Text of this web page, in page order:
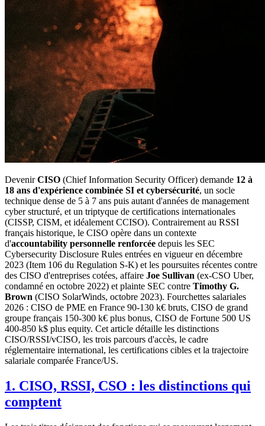
DevenirCISO (Chief Information Security Officer) demande 12 à
18 ans d'expérience combinée SI et cybersécurité, un socle
technique dense de 5 à 7 ans puis autant d'années de management
cyber structuré, et un triptyque de certifications internationales
(CISSP, CISM, et idéalement CCISO). Contrairement au RSSI
français historique, le CISO opère dans un contexte
d'accountability personnelle renforcée depuis les SEC
Cybersecurity Disclosure Rules entrées en vigueur en décembre
2023 (Item 106 du Regulation S-K) et les poursuites récentes contre
des CISO d'entreprises cotées, affaire Joe Sullivan (ex-CSO Uber,
condamné en octobre 2022) et plainte SEC contre Timothy G.
Brown (CISO SolarWinds, octobre 2023). Fourchettes salariales
2026 : CISO de PME en France 90-130 k€ bruts, CISO de grand
groupe français 150-300 k€ plus bonus, CISO de Fortune 500 US
400-850 k$ plus equity. Cet article détaille les distinctions
CISO/RSSI/vCISO, les trois parcours d'accès, le cadre
réglementaire international, les certifications cibles et la trajectoire
salariale comparée France/US.
1. CISO, RSSI, CSO : les distinctions qui
comptent